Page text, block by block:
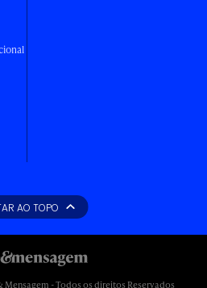
AO TOPO
Mensagem - Todos os direitos Reservados